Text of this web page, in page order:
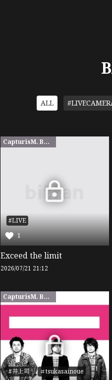
ALL
CapturisM. BASE限定
#LIVE
1
Exceed the limit
2026/07/21 21:12
CapturisM. BASE限定
#井上司
＃tsukasainoue